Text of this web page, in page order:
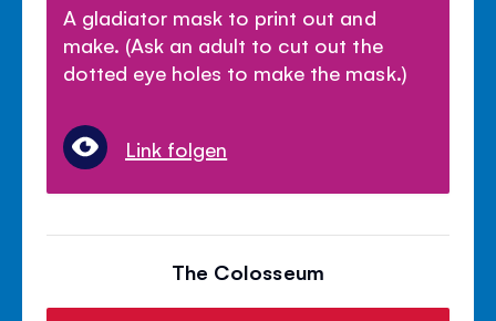
A gladiator mask to print out and
make. (Ask an adult to cut out the
dotted eye holes to make the mask.)
Link folgen
The Colosseum